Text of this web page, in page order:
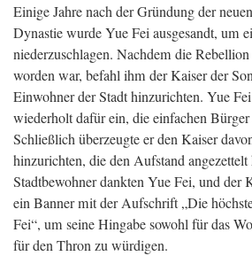
Einige Jahre nach der Gründung der
Dynastie wurde Yue Fei ausgesandt, um
niederzuschlagen. Nachdem die
worden war, befahl ihm der Kaiser der
Einwohner der Stadt hinzurichten. Yue
wiederholt dafür ein, die einfachen Bürger
Schließlich überzeugte er den Kaiser
hinzurichten, die den Aufstand
Stadtbewohner dankten Yue Fei, und der
ein Banner mit der Aufschrift „Die
Fei“, um seine Hingabe sowohl für das
für den Thron zu würdigen.